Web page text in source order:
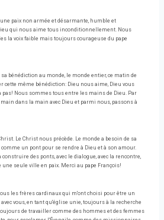
paix non armée et désarmante, humble et
qui nous aime tous inconditionnellement. Nous
la voix faible mais toujours courageuse du pape
bénédiction au monde, le monde entier, ce matin de
cette même bénédiction: Dieu nous aime, Dieu vous
pas! Nous sommes tous entre les mains de Dieu. Par
dans la main avec Dieu et parmi nous, passons à
Le Christ nous précède. Le monde a besoin de sa
un pont pour se rendre à Dieu et à son amour.
des ponts, avec le dialogue, avec la rencontre,
seule ville en paix. Merci au pape François!
les frères cardinaux qui m'ont choisi pour être un
vous, en tant qu'église unie, toujours à la recherche
de travailler comme des hommes et des femmes